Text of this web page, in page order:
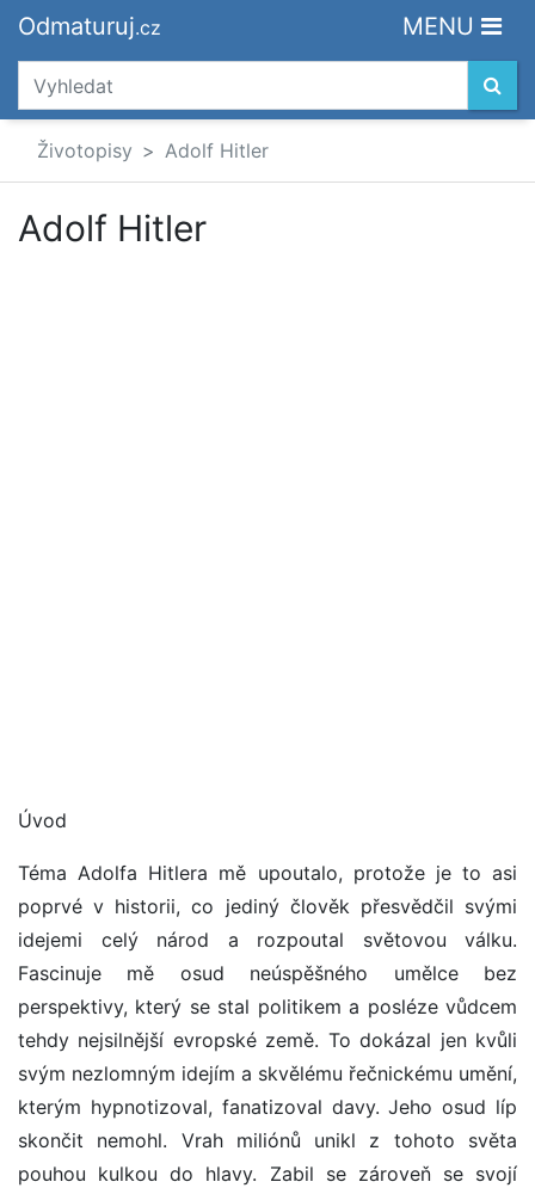
Odmaturuj.cz MENU
Životopisy Adolf Hitler
Adolf Hitler
Úvod
Téma Adolfa Hitlera mě upoutalo, protože je to asi
poprvé v historii, co jediný člověk přesvědčil svými
idejemi celý národ a rozpoutal světovou válku.
Fascinuje mě osud neúspěšného umělce bez
perspektivy, který se stal politikem a posléze vůdcem
tehdy nejsilnější evropské země. To dokázal jen kvůli
svým nezlomným idejím a skvělému řečnickému umění,
kterým hypnotizoval, fanatizoval davy. Jeho osud líp
skončit nemohl. Vrah miliónů unikl z tohoto světa
pouhou kulkou do hlavy. Zabil se zároveň se svojí